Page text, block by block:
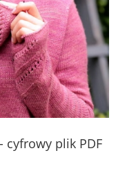
cyfrowy plik PDF